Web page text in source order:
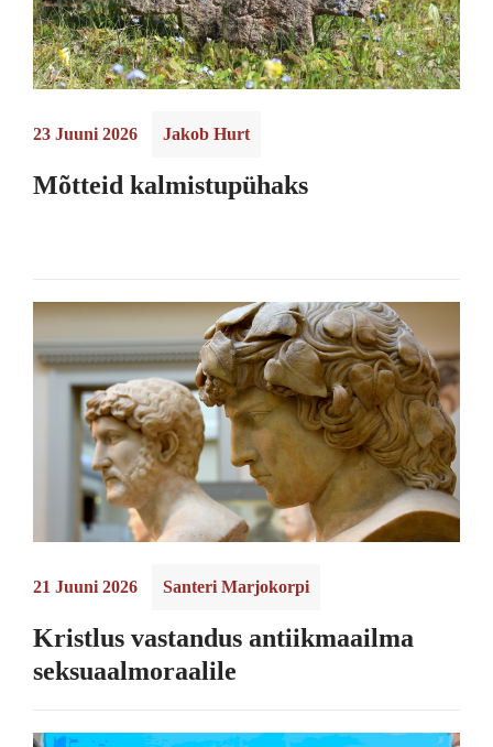
23 Juuni 2026 Jakob Hurt
Mõtteid kalmistupühaks
21 Juuni 2026 Santeri Marjokorpi
Kristlus vastandus antiikmaailma
seksuaalmoraalile